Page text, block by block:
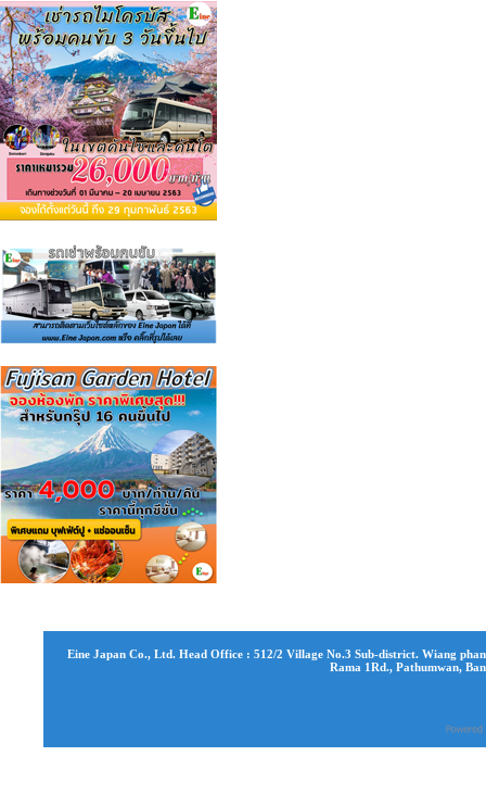
Eine Japan Co., Ltd. Head Office : 512/2 Village No.3 Sub-district. Wiang
Rama 1Rd., Pathumwan,